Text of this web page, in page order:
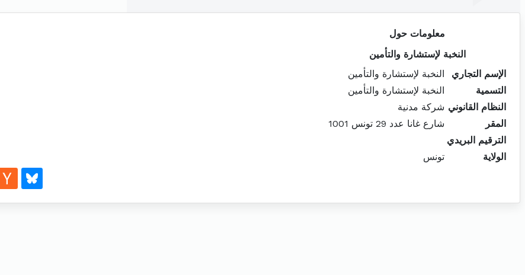
معلومات حول
النخبة لإستشارة والتأمين
الإسم التجاري
النخبة لإستشارة والتأمين
التسمية
النخبة لإستشارة والتأمين
النظام القانوني شركة مدنية
المقر
شارع غانا عدد 29 تونس 1001
الترقيم البريدي
الولاية
تونس